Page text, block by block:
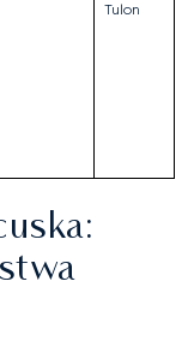
Tulon